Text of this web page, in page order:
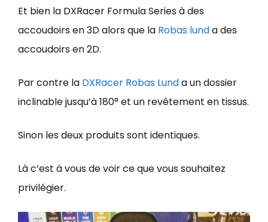
Et bien la DXRacer Formula Series à des
accoudoirs en 3D alors que la Robas lunda des
accoudoirs en 2D.
Par contre la DXRacer Robas Lunda un dossier
inclinable jusqu’à 180° et un revêtement en tissus.
Sinon les deux produits sont identiques.
Là c’est à vous de voir ce que vous souhaitez
privilégier.